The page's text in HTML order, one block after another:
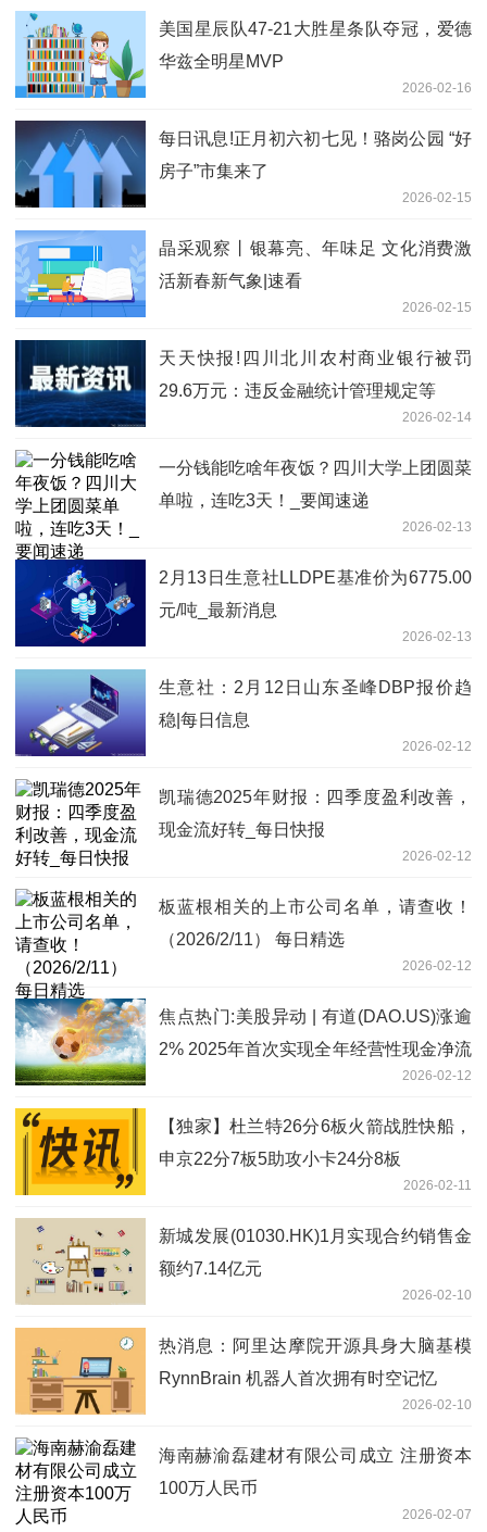
美国星辰队47-21大胜星条队夺冠，爱德
华兹全明星MVP
2026-02-16
每日讯息!正月初六初七见！骆岗公园 “好
房子”市集来了
2026-02-15
晶采观察丨银幕亮、年味足 文化消费激
活新春新气象|速看
2026-02-15
天天快报!四川北川农村商业银行被罚
29.6万元：违反金融统计管理规定等
2026-02-14
一分钱能吃啥年夜饭？四川大学上团圆菜
单啦，连吃3天！_要闻速递
2026-02-13
2月13日生意社LLDPE基准价为6775.00
元/吨_最新消息
2026-02-13
生意社：2月12日山东圣峰DBP报价趋
稳|每日信息
2026-02-12
凯瑞德2025年财报：四季度盈利改善，
现金流好转_每日快报
2026-02-12
板蓝根相关的上市公司名单，请查收！
（2026/2/11） 每日精选
2026-02-12
焦点热门:美股异动 | 有道(DAO.US)涨逾
2% 2025年首次实现全年经营性现金净流
2026-02-12
【独家】杜兰特26分6板火箭战胜快船，
申京22分7板5助攻小卡24分8板
2026-02-11
新城发展(01030.HK)1月实现合约销售金
额约7.14亿元
2026-02-10
热消息：阿里达摩院开源具身大脑基模
RynnBrain 机器人首次拥有时空记忆
2026-02-10
海南赫渝磊建材有限公司成立 注册资本
100万人民币
2026-02-07